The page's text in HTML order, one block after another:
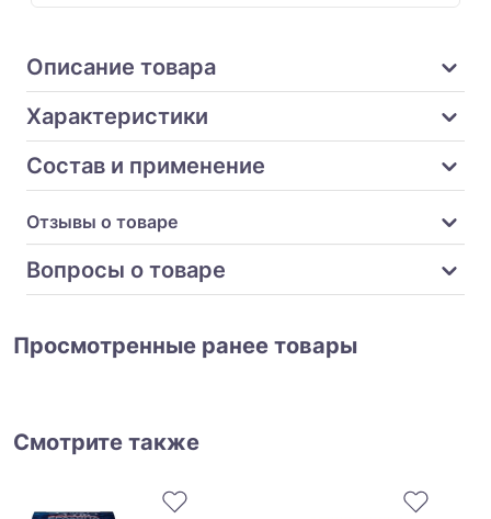
Описание товара
Характеристики
Состав и применение
Отзывы о товаре
Вопросы о товаре
Просмотренные ранее товары
Смотрите также